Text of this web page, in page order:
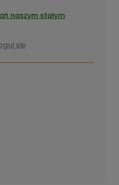
naszym stałym
się